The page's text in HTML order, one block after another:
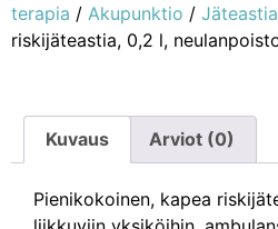
terapia / Akupunktio /
riskijäteastia, 0,2 l,
Kuvaus Arviot (0)
Pienikokoinen, kapea